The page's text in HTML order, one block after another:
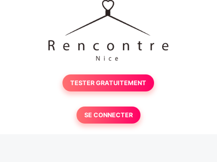
TESTER GRATUITEMENT
SE CONNECTER